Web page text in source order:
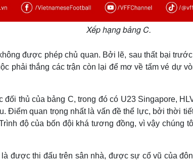
Xếp hạng bảng C.
được phép chủ quan. Bởi lẽ, sau thất bại
phải thắng các trận còn lại để mơ về tấm vé dự
đối thủ của bảng C, trong đó có U23 Singapore,
Điểm quan trọng nhất là vấn đề thể lực, bởi thời
độ của bốn đội khá tương đồng, vì vậy chúng
được thi đấu trên sân nhà, được sự cổ vũ của